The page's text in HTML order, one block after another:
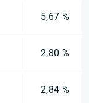
5,67 %
2,80 %
2,84 %